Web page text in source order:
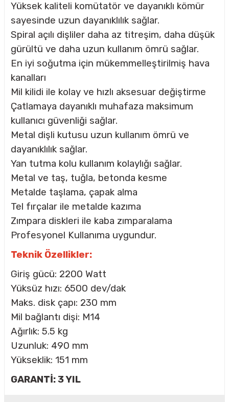
Yüksek kaliteli komütatör ve dayanıklı kömür
sayesinde uzun dayanıklılık sağlar.
Spiral açılı dişliler daha az titreşim, daha düşük
gürültü ve daha uzun kullanım ömrü sağlar.
En iyi soğutma için mükemmelleştirilmiş hava
kanalları
Mil kilidi ile kolay ve hızlı aksesuar değiştirme
Çatlamaya dayanıklı muhafaza maksimum
kullanıcı güvenliği sağlar.
Metal dişli kutusu uzun kullanım ömrü ve
dayanıklılık sağlar.
Yan tutma kolu kullanım kolaylığı sağlar.
Metal ve taş, tuğla, betonda kesme
Metalde taşlama, çapak alma
Tel fırçalar ile metalde kazıma
Zımpara diskleri ile kaba zımparalama
Profesyonel Kullanıma uygundur.
Teknik Özellikler:
Giriş gücü: 2200 Watt
Yüksüz hızı: 6500 dev/dak
Maks. disk çapı: 230 mm
Mil bağlantı dişi: M14
Ağırlık: 5.5 kg
Uzunluk: 490 mm
Yükseklik: 151 mm
GARANTİ: 3 YIL